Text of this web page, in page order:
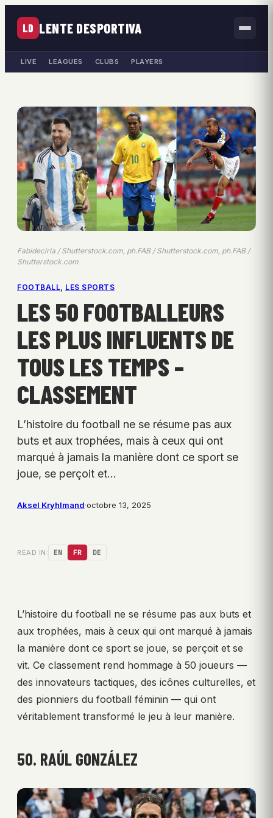
LD LENTE DESPORTIVA
LIVE LEAGUES CLUBS PLAYERS
Fabideciria / Shutterstock.com, ph.FAB / Shutterstock.com, ph.FAB /
Shutterstock.com
FOOTBALL, LES SPORTS
LES 50 FOOTBALLEURS
LES PLUS INFLUENTS DE
TOUS LES TEMPS –
CLASSEMENT
L’histoire du football ne se résume pas aux
buts et aux trophées, mais à ceux qui ont
marqué à jamais la manière dont ce sport se
joue, se perçoit et…
Aksel Kryhlmand·octobre 13, 2025
READ IN: EN FR DE
L’histoire du football ne se résume pas aux buts et
aux trophées, mais à ceux qui ont marqué à jamais
la manière dont ce sport se joue, se perçoit et se
vit. Ce classement rend hommage à 50 joueurs —
des innovateurs tactiques, des icônes culturelles, et
des pionniers du football féminin — qui ont
véritablement transformé le jeu à leur manière.
50. RAÚL GONZÁLEZ